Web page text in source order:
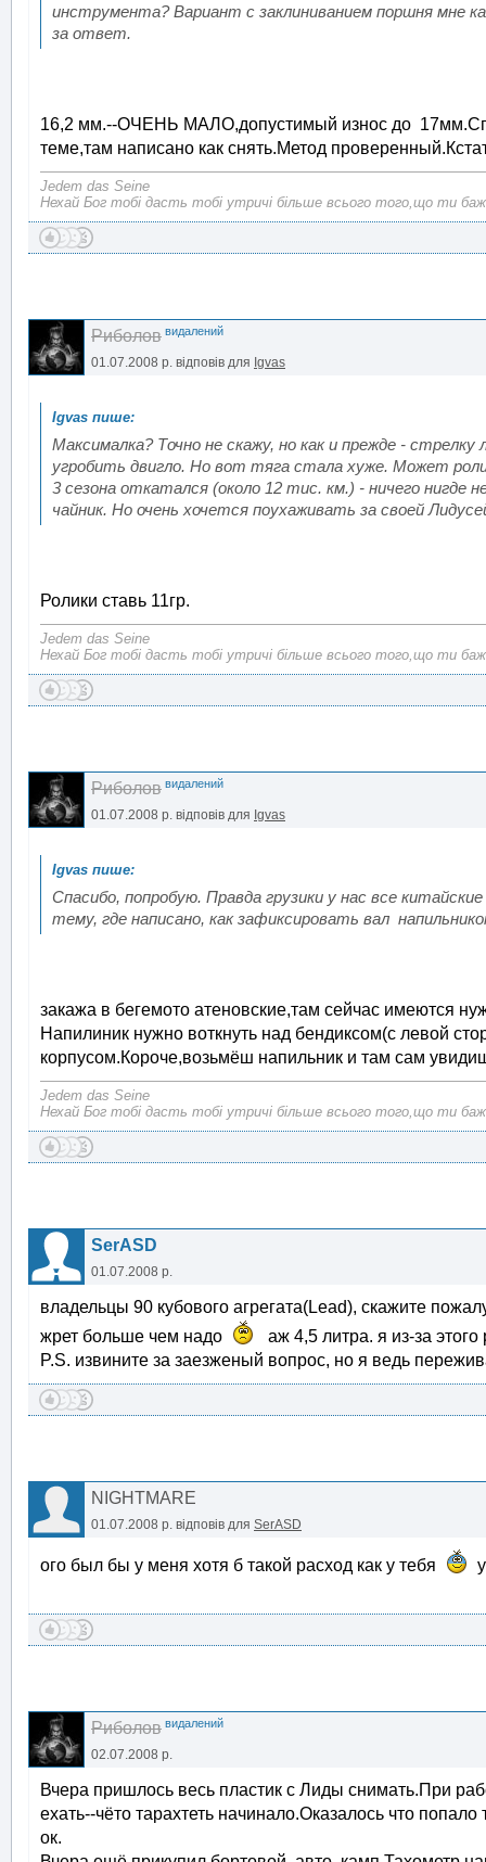
инструмента? Вариант с заклиниванием поршня мне
за ответ.
16,2 мм.--ОЧЕНЬ МАЛО,допустимый износ до
теме,там написано как снять.Метод
Jedem das Seine
Нехай Бог тобі дасть тобі утричі більше всього того,що ти
Риболов видалений
01.07.2008 р. відповів для Igvas
Максималка? Точно не скажу, но как и прежде -
угробить двигло. Но вот тяга стала хуже. Может
3 сезона откатался (около 12 тис. км.) - ничего нигде
чайник. Но очень хочется поухаживать за своей
Ролики ставь 11гр.
Jedem das Seine
Нехай Бог тобі дасть тобі утричі більше всього того,що ти
Риболов видалений
01.07.2008 р. відповів для Igvas
Спасибо, попробую. Правда грузики у нас все
тему, где написано, как зафиксировать вал
закажа в бегемото атеновские,там сейчас имеются
Напилиник нужно воткнуть над бендиксом(с левой
корпусом.Короче,возьмёш напильник и там сам
Jedem das Seine
Нехай Бог тобі дасть тобі утричі більше всього того,що ти
SerASD
01.07.2008 р.
владельцы 90 кубового агрегата(Lead), скажите
жрет больше чем надо
аж 4,5 литра. я из-за этого
P.S. извините за заезженый вопрос, но я ведь
NIGHTMARE
01.07.2008 р. відповів для SerASD
ого был бы у меня хотя б такой расход как у тебя
Риболов видалений
02.07.2008 р.
Вчера пришлось весь пластик с Лиды снимать.При
ехать--чёто тарахтеть начинало.Оказалось что
ок.